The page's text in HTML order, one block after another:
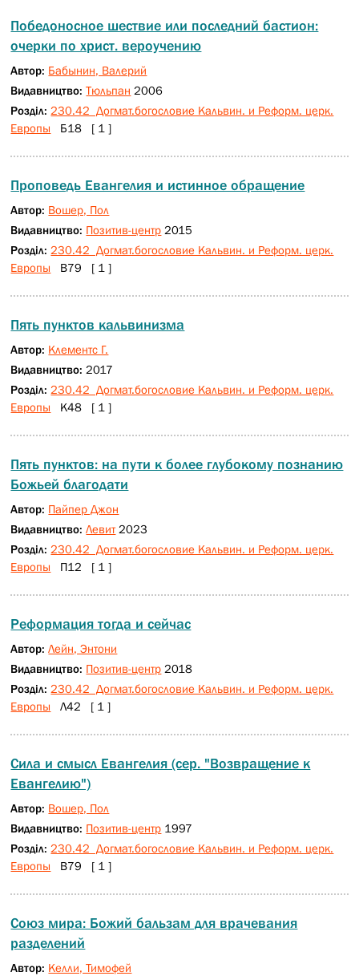
Победоносное шествие или последний бастион:
очерки по христ. вероучению
Автор: Бабынин, Валерий
Видавництво:Тюльпан 2006
Розділ: 230.42 Догмат.богословие Кальвин. и Реформ. церк.
Европы Б18 [ 1 ]
Проповедь Евангелия и истинное обращение
Автор: Вошер, Пол
Видавництво: Позитив-центр 2015
Розділ: 230.42 Догмат.богословие Кальвин. и Реформ. церк.
Европы В79 [ 1 ]
Пять пунктов кальвинизма
Автор: Клементс Г.
Видавництво: 2017
Розділ: 230.42 Догмат.богословие Кальвин. и Реформ. церк.
Европы К48 [ 1 ]
Пять пунктов: на пути к более глубокому познанию
Божьей благодати
Автор: Пайпер Джон
Видавництво:Левит2023
Розділ: 230.42 Догмат.богословие Кальвин. и Реформ. церк.
Европы П12 [ 1 ]
Реформация тогда и сейчас
Автор:Лейн, Энтони
Видавництво: Позитив-центр 2018
Розділ: 230.42 Догмат.богословие Кальвин. и Реформ. церк.
Европы Л42 [ 1 ]
Сила и смысл Евангелия (сер. "Возвращение к
Евангелию")
Автор: Вошер, Пол
Видавництво: Позитив-центр 1997
Розділ: 230.42 Догмат.богословие Кальвин. и Реформ. церк.
Европы В79 [ 1 ]
Союз мира: Божий бальзам для врачевания
разделений
Автор: Келли, Тимофей